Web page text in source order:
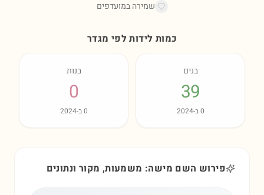
שמירה במועדפים
כמות לידות לפי מגדר
בנים
39
0ב-2024
בנות
0
0ב-2024
פירוש השם מישה: משמעות, מקור ונתונים